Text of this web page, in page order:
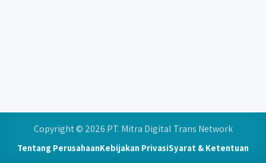
Copyright © 2026 PT. Mitra Digital Trans Network
Tentang PerusahaanKebijakan PrivasiSyarat & Ketentuan